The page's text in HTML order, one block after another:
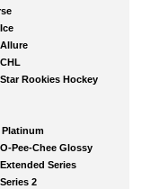
Rookies Hockey
Platinum
Pee-Chee Glossy
Series
2